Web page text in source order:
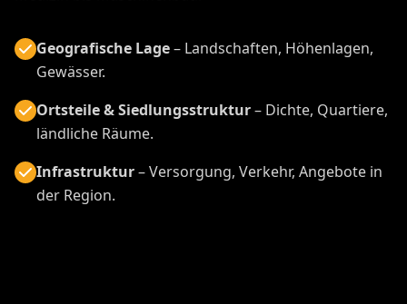
Geografische Lage– Landschaften, Höhenlagen,
Gewässer.
Ortsteile & Siedlungsstruktur– Dichte, Quartiere,
ländliche Räume.
Infrastruktur– Versorgung, Verkehr, Angebote in
der Region.